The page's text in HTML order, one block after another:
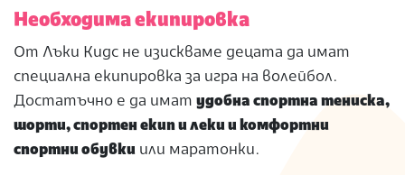
Необходима екипировка
От Лъки Кидс не изискваме децата да имат
специална екипировка за игра на волейбол.
Достатъчно е да имат удобна спортна тениска,
шорти, спортен екип и леки и комфортни
спортни обувки или маратонки.